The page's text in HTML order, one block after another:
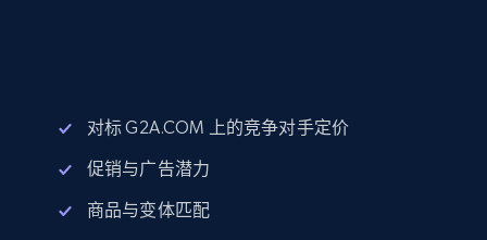
对标 G2A.COM 上的竞争对手定价
促销与广告潜力
商品与变体匹配